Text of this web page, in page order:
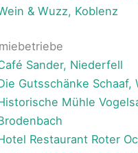
& Wuzz, Koblenz
Sander, Niederfell
Gutsschänke Schaaf,
Mühle
Restaurant Roter